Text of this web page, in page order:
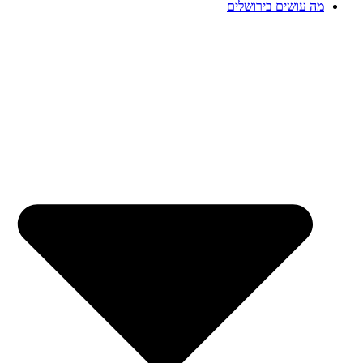
מה עושים בירושלים